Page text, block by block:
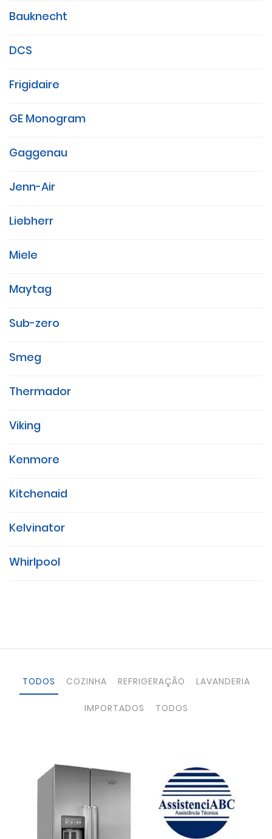
Bauknecht
DCS
Frigidaire
GE Monogram
Gaggenau
Jenn-Air
Liebherr
Miele
Maytag
Sub-zero
Smeg
Thermador
Viking
Kenmore
Kitchenaid
Kelvinator
Whirlpool
TODOS COZINHA REFRIGERAÇÃO LAVANDERIA
IMPORTADOS TODOS